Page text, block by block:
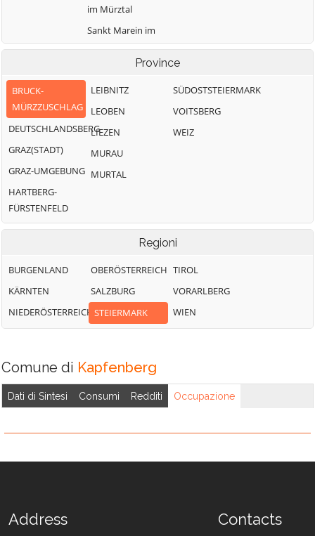
im Mürztal
Sankt Marein im
Mürztal
Province
BRUCK-
MÜRZZUSCHLAG
DEUTSCHLANDSBERG
GRAZ(STADT)
GRAZ-UMGEBUNG
HARTBERG-
FÜRSTENFELD
LEIBNITZ
LEOBEN
LIEZEN
MURAU
MURTAL
SÜDOSTSTEIERMARK
VOITSBERG
WEIZ
Regioni
BURGENLAND
KÄRNTEN
NIEDERÖSTERREICH
OBERÖSTERREICH
SALZBURG
STEIERMARK
TIROL
VORARLBERG
WIEN
Comune di Kapfenberg
Dati di Sintesi Consumi Redditi Occupazione
Address Contacts